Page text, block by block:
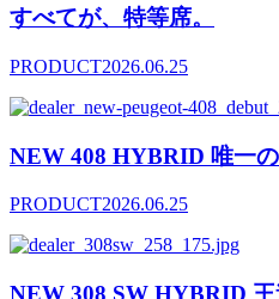
すべてが、特等席。
PRODUCT2026.06.25
NEW 408 HYBRID 唯一の
PRODUCT2026.06.25
NEW 308 SW HYBRID